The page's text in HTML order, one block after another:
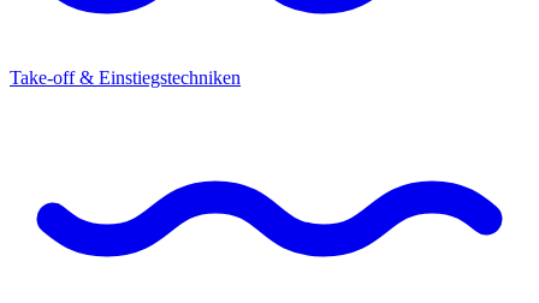
Take-off & Einstiegstechniken